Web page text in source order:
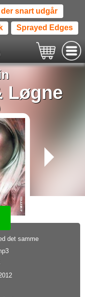
der snart udgår
Sprayed Edges
Løgne
det samme